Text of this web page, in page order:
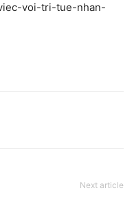
voi-tri-tue-nhan-
Next article